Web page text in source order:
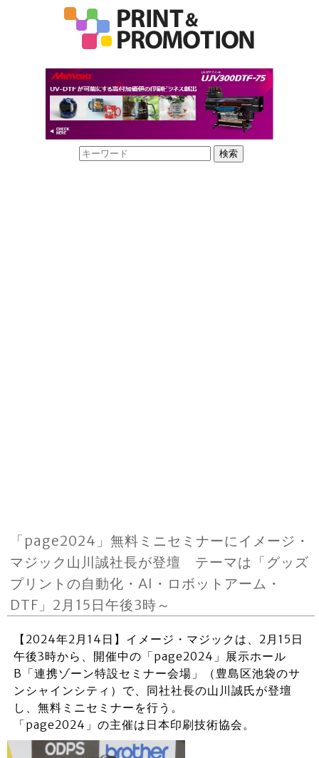
「page2024」無料ミニセミナーにイメージ・
マジック山川誠社長が登壇 テーマは「グッズ
プリントの自動化・AI・ロボットアーム・
DTF」2月15日午後3時～
【2024年2月14日】イメージ・マジックは、2月15日
午後3時から、開催中の「page2024」展示ホール
B「連携ゾーン特設セミナー会場」（豊島区池袋のサ
ンシャインシティ）で、同社社長の山川誠氏が登壇
し、無料ミニセミナーを行う。
「page2024」の主催は日本印刷技術協会。